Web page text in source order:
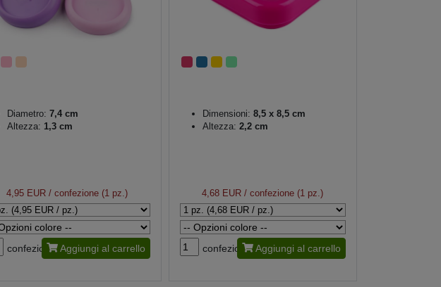
Diametro: 7,4 cm
Altezza: 1,3 cm
4,95 EUR / confezione (1 pz.)
confezione Aggiungi al carrello
Dimensioni: 8,5 x 8,5 cm
Altezza: 2,2 cm
4,68 EUR / confezione (1 pz.)
confezione Aggiungi al carrello